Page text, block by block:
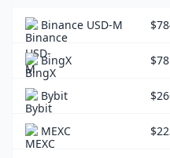
Binance USD-M
BingX
Bybit
MEXC